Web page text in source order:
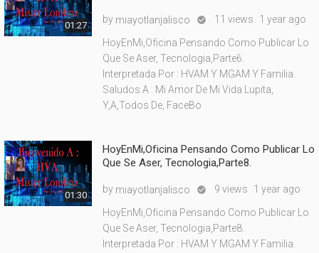
01:27
by miayotlanjalisco  11 views 1 year ago
HoyEnMi,Oficina Pensando Como Publicar Lo
Que Se Aser, Tecnologia,Parte6.
Interpretada Por : HVAM Y MGAM Y Familia.
Saludos A : Mi Amor De Mi Vida Lupita,
Y,A,Todos De, FaceBo
01:30
HoyEnMi,Oficina Pensando Como Publicar Lo
Que Se Aser, Tecnologia,Parte8.
by miayotlanjalisco  9 views 1 year ago
HoyEnMi,Oficina Pensando Como Publicar Lo
Que Se Aser, Tecnologia,Parte8.
Interpretada Por : HVAM Y MGAM Y Familia.